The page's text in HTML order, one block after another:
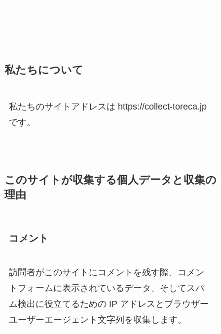
私たちについて
私たちのサイトアドレスは https://collect-toreca.jp
です。
このサイトが収集する個人データと収集の
理由
コメント
訪問者がこのサイトにコメントを残す際、コメン
トフォームに表示されているデータ、そしてスパ
ム検出に役立てるための IP アドレスとブラウザー
ユーザーエージェント文字列を収集します。